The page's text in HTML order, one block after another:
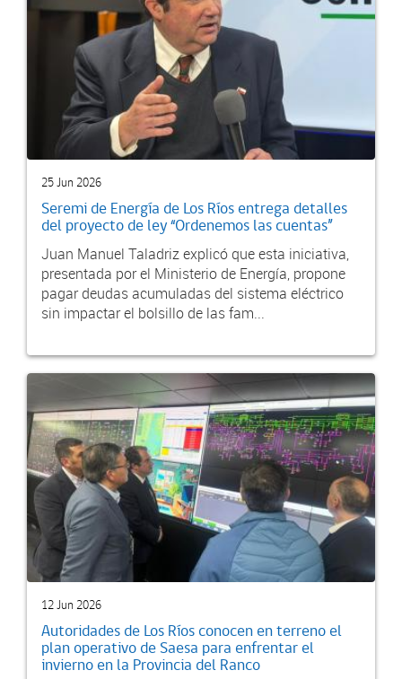
25 Jun 2026
Seremi de Energía de Los Ríos entrega detalles
del proyecto de ley “Ordenemos las cuentas”
Juan Manuel Taladriz explicó que esta iniciativa,
presentada por el Ministerio de Energía, propone
pagar deudas acumuladas del sistema eléctrico
sin impactar el bolsillo de las fam...
12 Jun 2026
Autoridades de Los Ríos conocen en terreno el
plan operativo de Saesa para enfrentar el
invierno en la Provincia del Ranco